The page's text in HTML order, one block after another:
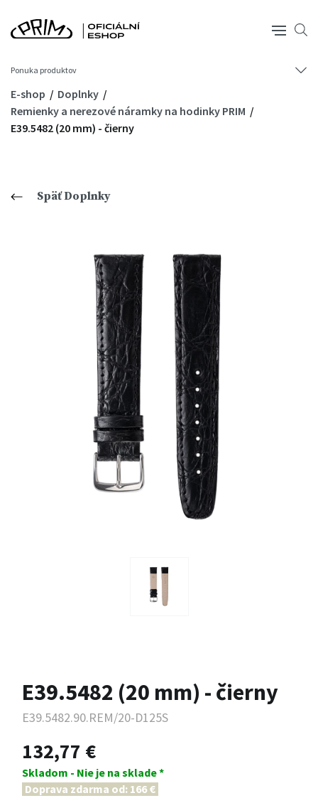
Ponuka produktov
E-shop
Doplnky
Remienky a nerezové náramky na hodinky PRIM
E39.5482 (20 mm) - čierny
Späť Doplnky
E39.5482 (20 mm) - čierny
E39.5482.90.REM/20-D125S
132,77 €
Skladom - Nie je na sklade *
Doprava zdarma od: 166 €